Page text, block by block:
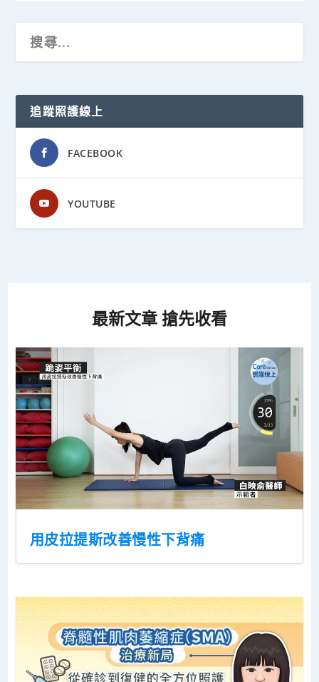
追蹤照護線上
FACEBOOK
YOUTUBE
最新文章 搶先收看
用皮拉提斯改善慢性下背痛